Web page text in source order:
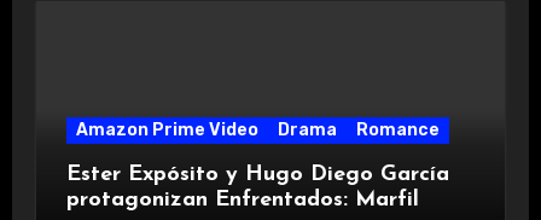
Amazon Prime Video Drama Romance
Ester Expósito y Hugo Diego García
protagonizan Enfrentados: Marfil